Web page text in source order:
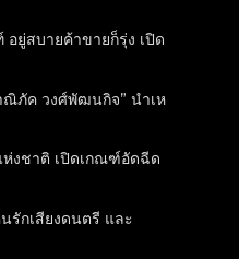
อยู่สบายค้าขายก็รุ่ง เปิด
ภัค วงศ์พัฒนกิจ” นำเห
งชาติ เปิดเกณฑ์อัดฉีด
รักเสียงดนตรี และ